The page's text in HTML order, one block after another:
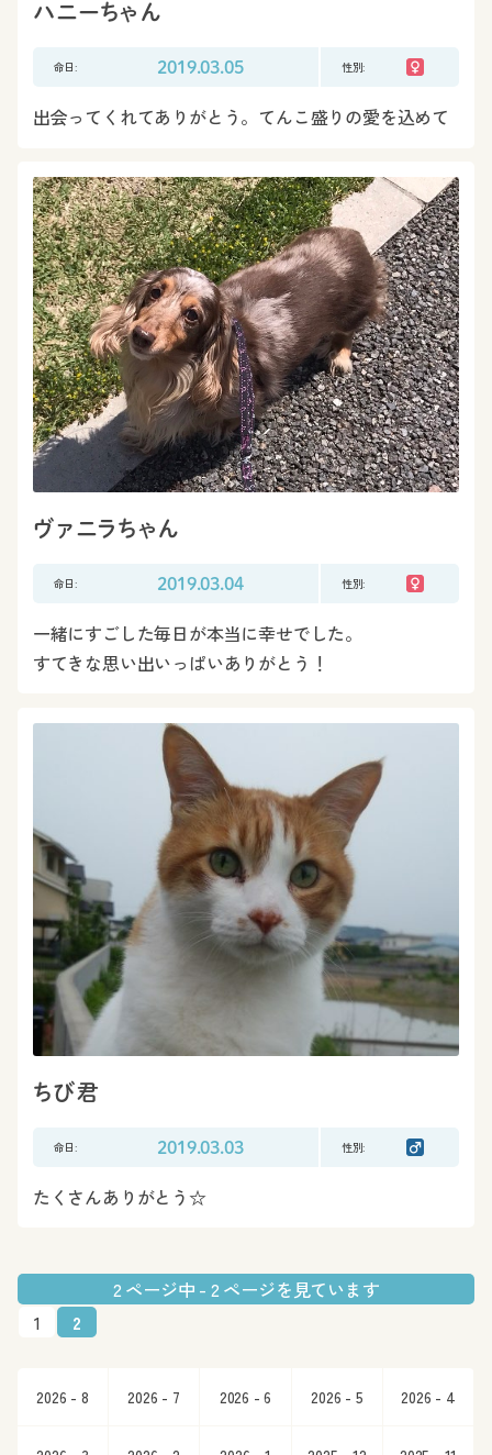
ハニーちゃん
命日: 2019.03.05 性別:
出会ってくれてありがとう。てんこ盛りの愛を込めて
ヴァニラちゃん
命日: 2019.03.04 性別:
一緒にすごした毎日が本当に幸せでした。
すてきな思い出いっぱいありがとう！
ちび君
命日: 2019.03.03 性別:
たくさんありがとう☆
2 ページ中 - 2 ページを見ています
1
2
2026 - 8 2026 - 7 2026 - 6 2026 - 5 2026 - 4